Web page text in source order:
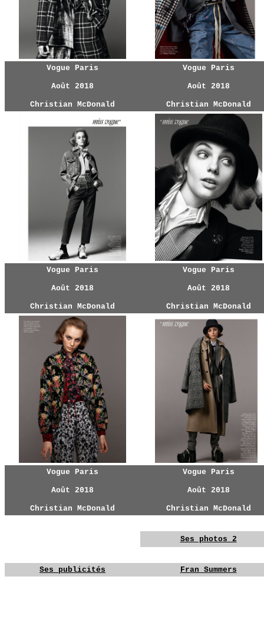
Vogue Paris
Août 2018
Christian McDonald
Vogue Paris
Août 2018
Christian McDonald
Vogue Paris
Août 2018
Christian McDonald
Vogue Paris
Août 2018
Christian McDonald
Vogue Paris
Août 2018
Christian McDonald
Vogue Paris
Août 2018
Christian McDonald
Ses photos 2
Ses publicités Fran Summers